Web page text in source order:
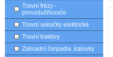
Travní frézy -
provzdušňovače
Travní sekačky elektrické
Travní traktory
Zahradní čerpadla ,kalovky